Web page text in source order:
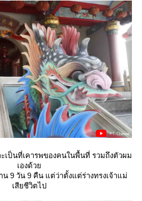
เป็นที่เคารพของคนในพื้นที่ รวมถึงตัวผม
เองด้ว
9 วัน 9 คืน แต่ว่าตั้งแต่ร่างทรงเจ้าแม่
เสียชีวิตไป